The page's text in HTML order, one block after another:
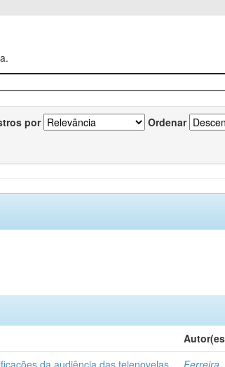
por Ordenar
da audiência das telenovelas